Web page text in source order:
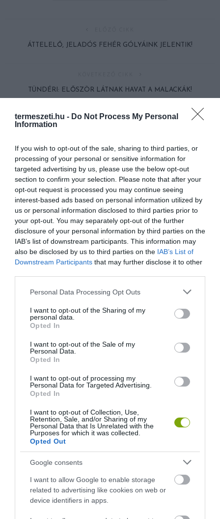
termeszeti.hu - Do Not Process My Personal
Information
If you wish to opt-out of the sale, sharing to third parties, or
processing of your personal or sensitive information for
targeted advertising by us, please use the below opt-out
section to confirm your selection. Please note that after your
opt-out request is processed you may continue seeing
interest-based ads based on personal information utilized by
us or personal information disclosed to third parties prior to
your opt-out. You may separately opt-out of the further
disclosure of your personal information by third parties on the
IAB’s list of downstream participants. This information may
also be disclosed by us to third parties on the IAB’s List of
Downstream Participants that may further disclose it to other
Please note that this website/app uses one or more Google
not limited to your visit or usage behaviour. You may click to
grant or deny consent to Google and its third-party tags to
use your data for below specified purposes in below Google
consent section.
Personal Data Processing Opt Outs
I want to opt-out of the Sharing of my
personal data.
Opted In
I want to opt-out of the Sale of my
Personal Data.
Opted In
I want to opt-out of processing my
Personal Data for Targeted Advertising.
Opted In
I want to opt-out of Collection, Use,
Retention, Sale, and/or Sharing of my
Personal Data that Is Unrelated with the
Purposes for which it was collected.
Opted Out
Google consents
I want to allow Google to enable storage
related to advertising like cookies on web or
device identifiers in apps.
ÁTTELELŐ, JELADÓS FEHÉR GÓLYÁINK JELENTIK!
TÜNDÉRI: ELŐSZÖR LÁTNAK HAVAT A MALACKÁK!
A KORALLZÁTONY NEM CSAK
LAKÓJÁT MUTATTA MEG
KIRÁNDULÁS A
2026-08-04
KIRÁNDULÁS PANNONHALMA
KÖRNYÉKÉN: TERMÉSZET,
TALÁLKOZÁSA
KIRÁNDULÁS A